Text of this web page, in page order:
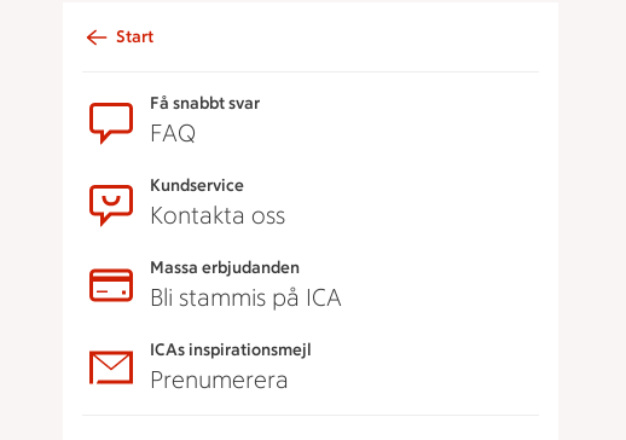
Start
Få snabbt svar
FAQ
Kundservice
Kontakta oss
Massa erbjudanden
Bli stammis på ICA
ICAs inspirationsmejl
Prenumerera